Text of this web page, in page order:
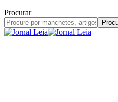
Procurar